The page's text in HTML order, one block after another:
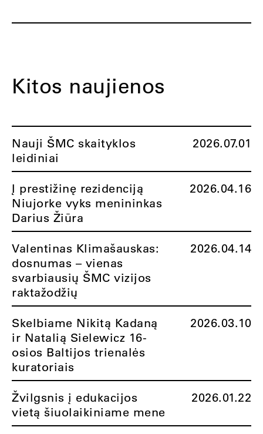
Kitos naujienos
Nauji ŠMC skaityklos
leidiniai
2026.07.01
Į prestižinę rezidenciją
Niujorke vyks menininkas
Darius Žiūra
2026.04.16
Valentinas Klimašauskas:
dosnumas – vienas
svarbiausių ŠMC vizijos
raktažodžių
2026.04.14
Skelbiame Nikitą Kadaną
ir Natalią Sielewicz 16-
osios Baltijos trienalės
kuratoriais
2026.03.10
Žvilgsnis į edukacijos
vietą šiuolaikiniame mene
2026.01.22